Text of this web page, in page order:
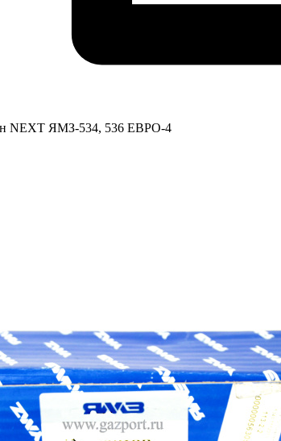
NEXT ЯМЗ-534, 536 ЕВРО-4